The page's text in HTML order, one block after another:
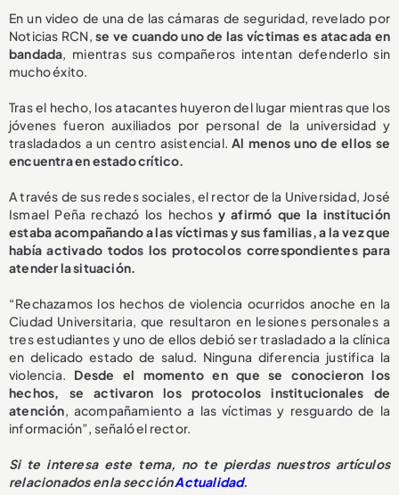
En un video de una de las cámaras de seguridad, revelado por
Noticias RCN,se ve cuando uno de las víctimas es atacada en
bandada, mientras sus compañeros intentan defenderlo sin
mucho éxito.
Tras el hecho, los atacantes huyeron del lugar mientras que los
jóvenes fueron auxiliados por personal de la universidad y
trasladados a un centro asistencial.Al menos uno de ellos se
encuentra en estado crítico.
A través de sus redes sociales, el rector de la Universidad, José
Ismael Peña rechazó los hechos y afirmó que la institución
estaba acompañando a las víctimas y sus familias, a la vez que
había activado todos los protocolos correspondientes para
atender la situación.
“Rechazamos los hechos de violencia ocurridos anoche en la
Ciudad Universitaria, que resultaron en lesiones personales a
tres estudiantes y uno de ellos debió ser trasladado a la clínica
en delicado estado de salud. Ninguna diferencia justifica la
violencia. Desde el momento en que se conocieron los
hechos, se activaron los protocolos institucionales de
atención, acompañamiento a las víctimas y resguardo de la
información”, señaló el rector.
Si te interesa este tema, no te pierdas nuestros artículos
relacionados en la secciónActualidad.